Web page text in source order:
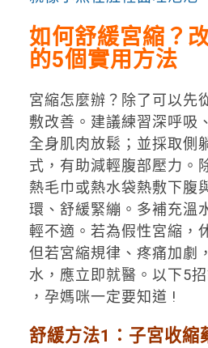
如何舒緩宮縮？
的5個實用方法
宮縮怎麼辦？除了可以先
敷改善。建議練習深呼吸
全身肌肉放鬆；並採取側
式，有助減輕腹部壓力。
熱毛巾或熱水袋熱敷下腹
環、舒緩緊繃。多補充溫
輕不適。若為假性宮縮，
但若宮縮規律、疼痛加劇
水，應立即就醫。以下5
，孕媽咪一定要知道 !
舒緩方法1：子宮收縮